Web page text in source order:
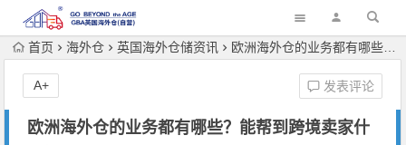
首页 海外仓 英国海外仓储资讯 欧洲海外仓的业务都有哪些？能帮到跨境卖家什么忙？
欧洲海外仓的业务都有哪些？能帮到跨境卖家什
发表评论
A+